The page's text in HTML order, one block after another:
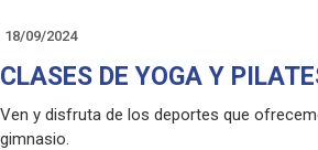
18/09/2024
CLASES DE YOGA Y
Ven y disfruta de los deportes que
gimnasio.